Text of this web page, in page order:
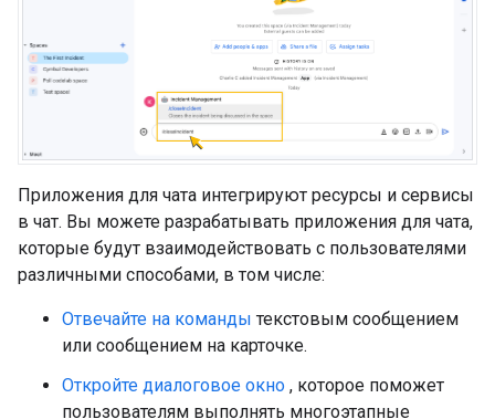
Приложения для чата интегрируют ресурсы и сервисы
в чат. Вы можете разрабатывать приложения для чата,
которые будут взаимодействовать с пользователями
различными способами, в том числе:
Отвечайте на команды текстовым сообщением
или сообщением на карточке.
Откройте диалоговое окно , которое поможет
пользователям выполнять многоэтапные